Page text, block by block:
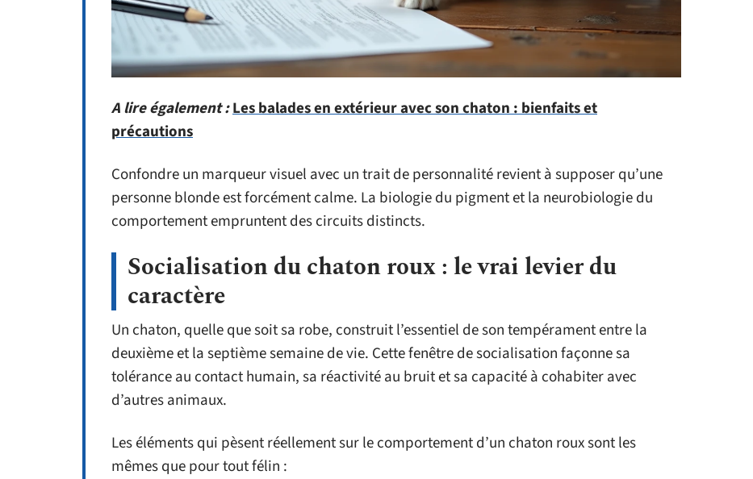
A lire également :Les balades en extérieur avec son chaton : bienfaits et
précautions
Confondre un marqueur visuel avec un trait de personnalité revient à supposer qu’une
personne blonde est forcément calme. La biologie du pigment et la neurobiologie du
comportement empruntent des circuits distincts.
Socialisation du chaton roux : le vrai levier du
caractère
Un chaton, quelle que soit sa robe, construit l’essentiel de son tempérament entre la
deuxième et la septième semaine de vie. Cette fenêtre de socialisation façonne sa
tolérance au contact humain, sa réactivité au bruit et sa capacité à cohabiter avec
d’autres animaux.
Les éléments qui pèsent réellement sur le comportement d’un chaton roux sont les
mêmes que pour tout félin :